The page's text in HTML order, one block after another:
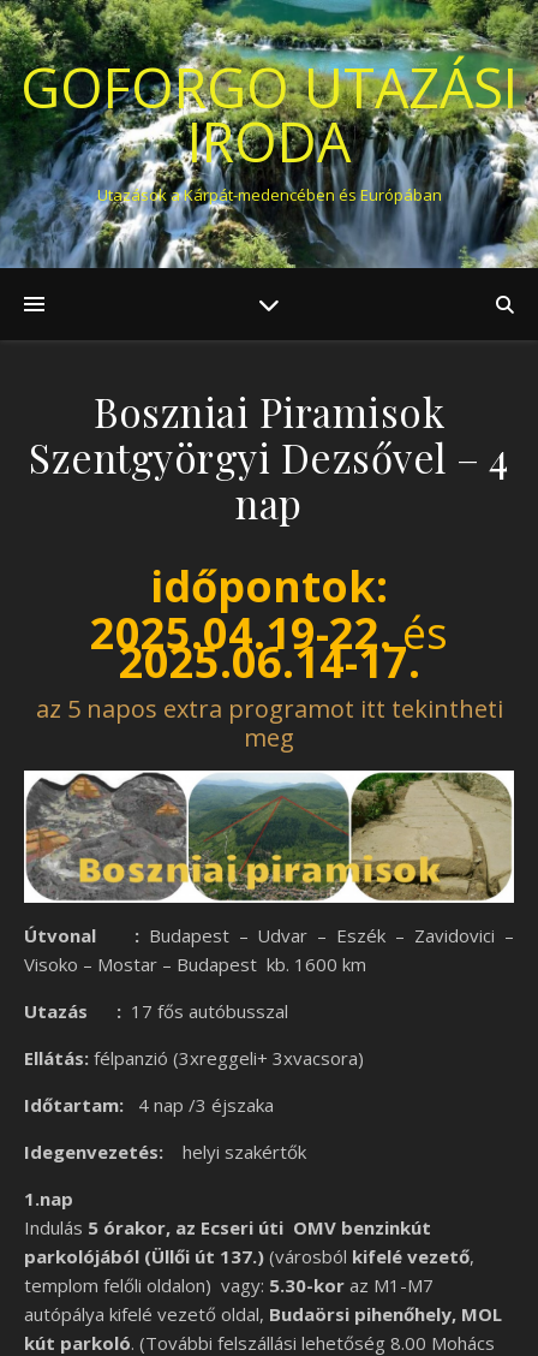
GOFORGO UTAZÁSI
IRODA
Utazások a Kárpát-medencében és Európában
Boszniai Piramisok
Szentgyörgyi Dezsővel – 4
nap
időpontok:
2025.04.19-22.és
2025.06.14-17.
az 5 napos extra programot itt tekintheti
meg
Útvonal :Budapest – Udvar – Eszék – Zavidovici –
Visoko – Mostar – Budapest kb. 1600 km
Utazás : 17 fős autóbusszal
Ellátás: félpanzió (3xreggeli+ 3xvacsora)
Időtartam:
4 nap /3 éjszaka
Idegenvezetés:
helyi szakértők
1.nap
Indulás 5 órakor, az Ecseri úti OMV benzinkút
parkolójából (Üllői út 137.) (városból kifelé vezető,
templom felőli oldalon) vagy: 5.30-kor az M1-M7
autópálya kifelé vezető oldal, Budaörsi pihenőhely, MOL
kút parkoló. (További felszállási lehetőség 8.00 Mohács